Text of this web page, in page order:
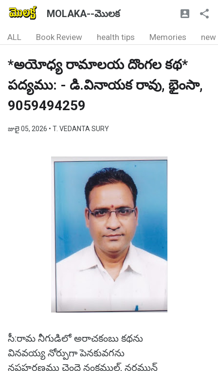
MOLAKA--మొలక
ALL Book Review health tips Memories new
*అయోధ్య రామాలయ దొంగల కథ*
పద్యము: - డి.వినాయక రావు, భైంసా,
9059494259
జులై 05, 2026 • T. VEDANTA SURY
సీ:రామ నీగుడిలో అరాచకంబు కథను
వినవయ్య నోర్పుగా పెనకువగను
నపహరణము చెందె నంకముల్, నర్థమున్